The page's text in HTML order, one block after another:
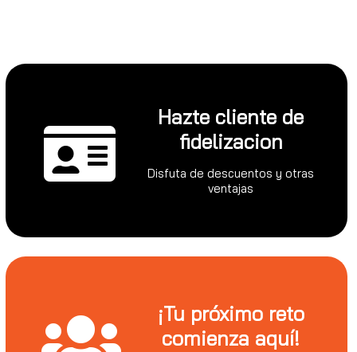
Hazte cliente de
fidelizacion
Disfuta de descuentos y otras
ventajas
¡Tu próximo reto
comienza aquí!